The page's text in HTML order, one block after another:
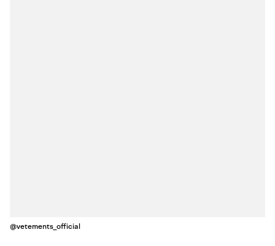
@vetements_official